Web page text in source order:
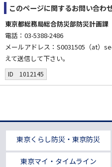
このページに関するお問い合わ
東京都総務局総合防災部防災計画課
電話：03-5388-2486
メールアドレス：S0031505（at）
えて送信して下さい。
ID 1012145
東京くらし防災・東京防災
東京マイ・タイムライン